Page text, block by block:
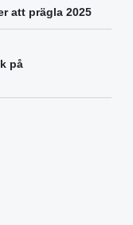
att prägla 2025
på